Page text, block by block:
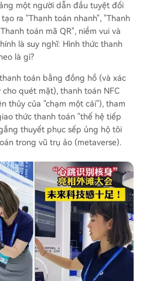
một người dẫn đầu tuyệt đối
ra "Thanh toán nhanh", "Thanh
toán mã QR", niềm vui và
là suy nghĩ: Hình thức thanh
là gì?
toán bằng đồng hồ (và xác
quét mặt), thanh toán NFC
thủy của "chạm một cái"), tham
thức thanh toán "thế hệ tiếp
thuyết phục sếp ủng hộ tôi
trong vũ trụ ảo (metaverse).